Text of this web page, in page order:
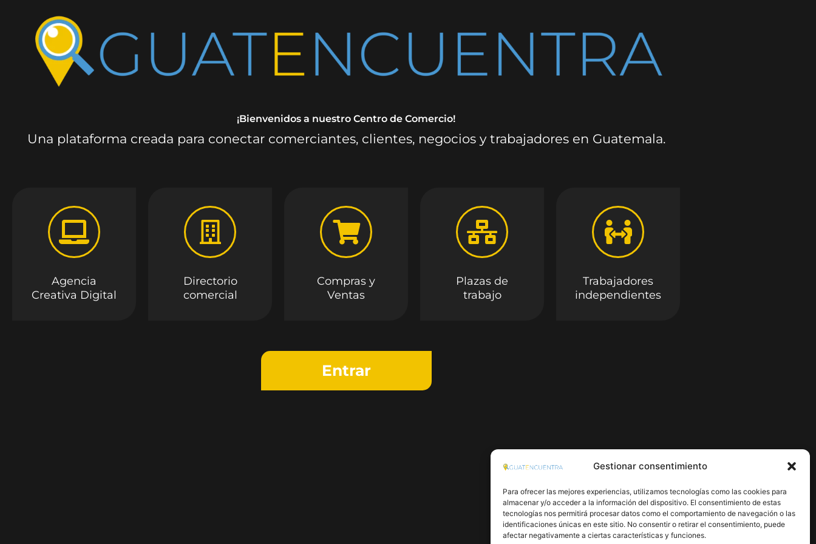
Gestionar consentimiento
Para ofrecer las mejores experiencias, utilizamos tecnologías como las cookies para
almacenar y/o acceder a la información del dispositivo. El consentimiento de estas
tecnologías nos permitirá procesar datos como el comportamiento de navegación o las
identificaciones únicas en este sitio. No consentir o retirar el consentimiento, puede
afectar negativamente a ciertas características y funciones.
¡Bienvenidos a nuestro Centro de Comercio!
Una plataforma creada para conectar comerciantes, clientes, negocios y trabajadores en Guatemala.
Agencia
Creativa Digital
Directorio
comercial
Compras y
Ventas
Plazas de
trabajo
Trabajadores
independientes
Entrar